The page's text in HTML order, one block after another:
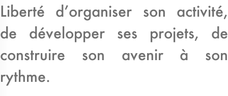
Liberté d’organiser son activité,
de développer ses projets, de
construire son avenir à son
rythme.